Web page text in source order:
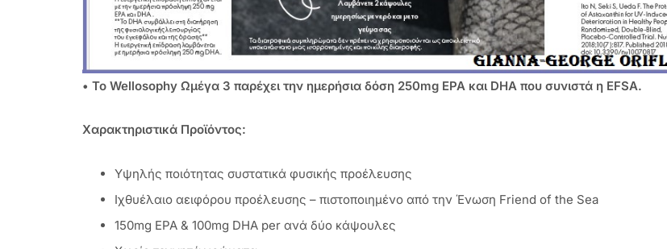
• Το Wellosophy Ωμέγα 3 παρέχει την ημερήσια δόση 250mg EPA και DHA που συνιστά η EFSA.
Χαρακτηριστικά Προϊόντος:
Υψηλής ποιότητας συστατικά φυσικής προέλευσης
Ιχθυέλαιο αειφόρου προέλευσης – πιστοποιημένο από την Ένωση Friend of the Sea
150mg EPA & 100mg DHA per ανά δύο κάψουλες